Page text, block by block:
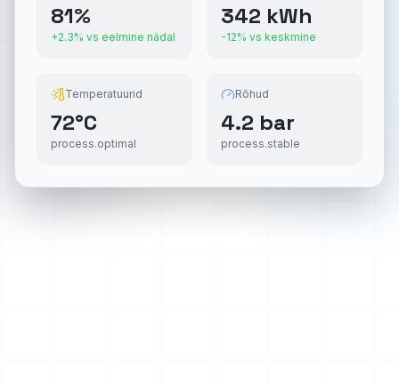
81%
+2.3% vs eelmine nädal
342 kWh
-12% vs keskmine
Temperatuurid
72°C
process.optimal
Rõhud
4.2 bar
process.stable